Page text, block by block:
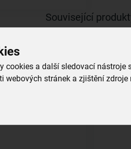
cookies a další sledovací
webových stránek a zjištění zdroje
Související